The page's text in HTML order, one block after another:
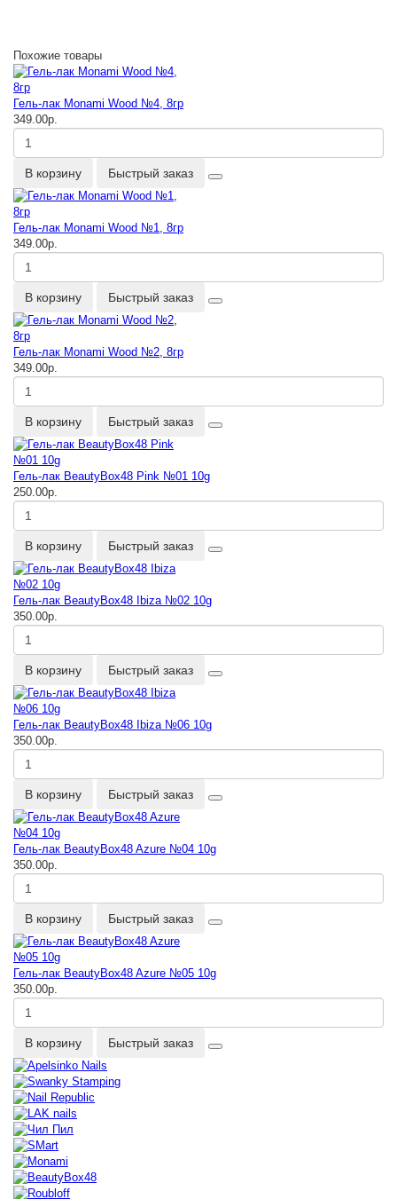
Похожие товары
Гель-лак Monami Wood №4, 8гр
349.00р.
В корзину Быстрый заказ
Гель-лак Monami Wood №1, 8гр
349.00р.
В корзину Быстрый заказ
Гель-лак Monami Wood №2, 8гр
349.00р.
В корзину Быстрый заказ
Гель-лак BeautyBox48 Pink №01 10g
250.00р.
В корзину Быстрый заказ
Гель-лак BeautyBox48 Ibiza №02 10g
350.00р.
В корзину Быстрый заказ
Гель-лак BeautyBox48 Ibiza №06 10g
350.00р.
В корзину Быстрый заказ
Гель-лак BeautyBox48 Azure №04 10g
350.00р.
В корзину Быстрый заказ
Гель-лак BeautyBox48 Azure №05 10g
350.00р.
В корзину Быстрый заказ